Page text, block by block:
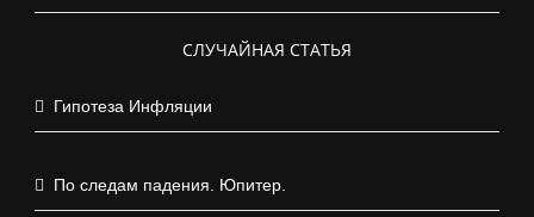
СЛУЧАЙНАЯ СТАТЬЯ
Гипотеза Инфляции
По следам падения. Юпитер.